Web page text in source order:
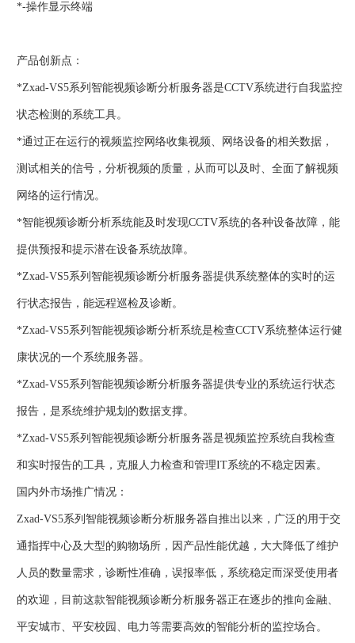
*-操作显示终端
产品创新点：
*Zxad-VS5系列智能视频诊断分析服务器是CCTV系统进行自我监控
状态检测的系统工具。
*通过正在运行的视频监控网络收集视频、网络设备的相关数据，
测试相关的信号，分析视频的质量，从而可以及时、全面了解视频
网络的运行情况。
*智能视频诊断分析系统能及时发现CCTV系统的各种设备故障，能
提供预报和提示潜在设备系统故障。
*Zxad-VS5系列智能视频诊断分析服务器提供系统整体的实时的运
行状态报告，能远程巡检及诊断。
*Zxad-VS5系列智能视频诊断分析系统是检查CCTV系统整体运行健
康状况的一个系统服务器。
*Zxad-VS5系列智能视频诊断分析服务器提供专业的系统运行状态
报告，是系统维护规划的数据支撑。
*Zxad-VS5系列智能视频诊断分析服务器是视频监控系统自我检查
和实时报告的工具，克服人力检查和管理IT系统的不稳定因素。
国内外市场推广情况：
Zxad-VS5系列智能视频诊断分析服务器自推出以来，广泛的用于交
通指挥中心及大型的购物场所，因产品性能优越，大大降低了维护
人员的数量需求，诊断性准确，误报率低，系统稳定而深受使用者
的欢迎，目前这款智能视频诊断分析服务器正在逐步的推向金融、
平安城市、平安校园、电力等需要高效的智能分析的监控场合。